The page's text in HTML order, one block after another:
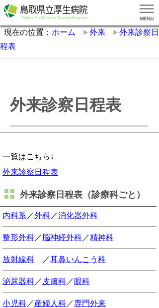
現在の位置： ホーム 外来
外来診察日
程表
外来診察日程表
一覧はこちら↓
外来診察日程表
外来診察日程表（診療科ごと）
内科系 ／外科／消化器外科
整形外科／ 脳神経外科／精神科
放射線科 ／耳鼻いんこう科
泌尿器科／ 皮膚科／ 眼科
小児科／産婦人科／専門外来